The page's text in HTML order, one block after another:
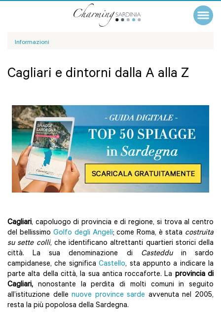
Informazioni
Cagliari e dintorni dalla A alla Z
Cagliari, capoluogo di provincia e di regione, si trova al centro
del bellissimo Golfo degli Angeli; come Roma, è stata costruita
su sette colli, che identificano altrettanti quartieri storici della
città. La sua denominazione di Castedduin sardo
campidanese, che significaCastello, sta appunto a indicare la
parte alta della città, la sua antica roccaforte. La provincia di
Cagliari, nonostante la perdita di molti comuni in seguito
all’istituzione dellenuove province sarde avvenuta nel 2005,
resta la più popolosa della Sardegna.